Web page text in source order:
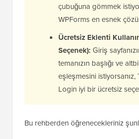
çubuğuna gömmek
WPForms en esnek
Ücretsiz Eklenti
Seçenek): Giriş
temanızın başlığı ve
eşleşmesini istiyorsanız,
Login iyi bir ücretsiz
Bu rehberden öğrenecekleriniz